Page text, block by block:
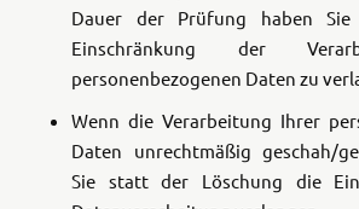
Dauer der Prüfung haben
Einschränkung der
personenbezogenen Daten zu
Wenn die Verarbeitung Ihrer
Daten unrechtmäßig geschah/
Sie statt der Löschung die